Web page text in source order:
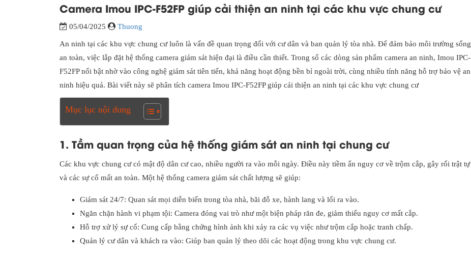
Camera Imou IPC-F52FP giúp cải thiện an ninh tại các khu vực chung cư
05/04/2025 Thuong
An ninh tại các khu vực chung cư luôn là vấn đề quan trọng đối với cư dân và ban quản lý tòa nhà. Để đảm bảo môi trường sống
an toàn, việc lắp đặt hệ thống camera giám sát hiện đại là điều cần thiết. Trong số các dòng sản phẩm camera an ninh, Imou IPC-
F52FP nổi bật nhờ vào công nghệ giám sát tiên tiến, khả năng hoạt động bền bỉ ngoài trời, cùng nhiều tính năng hỗ trợ bảo vệ an
ninh hiệu quả. Bài viết này sẽ phân tích camera Imou IPC-F52FP giúp cải thiện an ninh tại các khu vực chung cư
Mục lục nội dung
1. Tầm quan trọng của hệ thống giám sát an ninh tại chung cư
Các khu vực chung cư có mật độ dân cư cao, nhiều người ra vào mỗi ngày. Điều này tiềm ẩn nguy cơ về trộm cắp, gây rối trật tự
và các sự cố mất an toàn. Một hệ thống camera giám sát chất lượng sẽ giúp:
Giám sát 24/7: Quan sát mọi diễn biến trong tòa nhà, bãi đỗ xe, hành lang và lối ra vào.
Ngăn chặn hành vi phạm tội: Camera đóng vai trò như một biện pháp răn đe, giảm thiểu nguy cơ mất cắp.
Hỗ trợ xử lý sự cố: Cung cấp bằng chứng hình ảnh khi xảy ra các vụ việc như trộm cắp hoặc tranh chấp.
Quản lý cư dân và khách ra vào: Giúp ban quản lý theo dõi các hoạt động trong khu vực chung cư.